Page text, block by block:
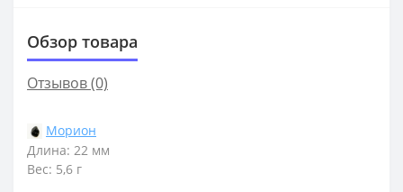
Обзор товара
Отзывов (0)
Морион
Длина: 22 мм
Вес: 5,6 г